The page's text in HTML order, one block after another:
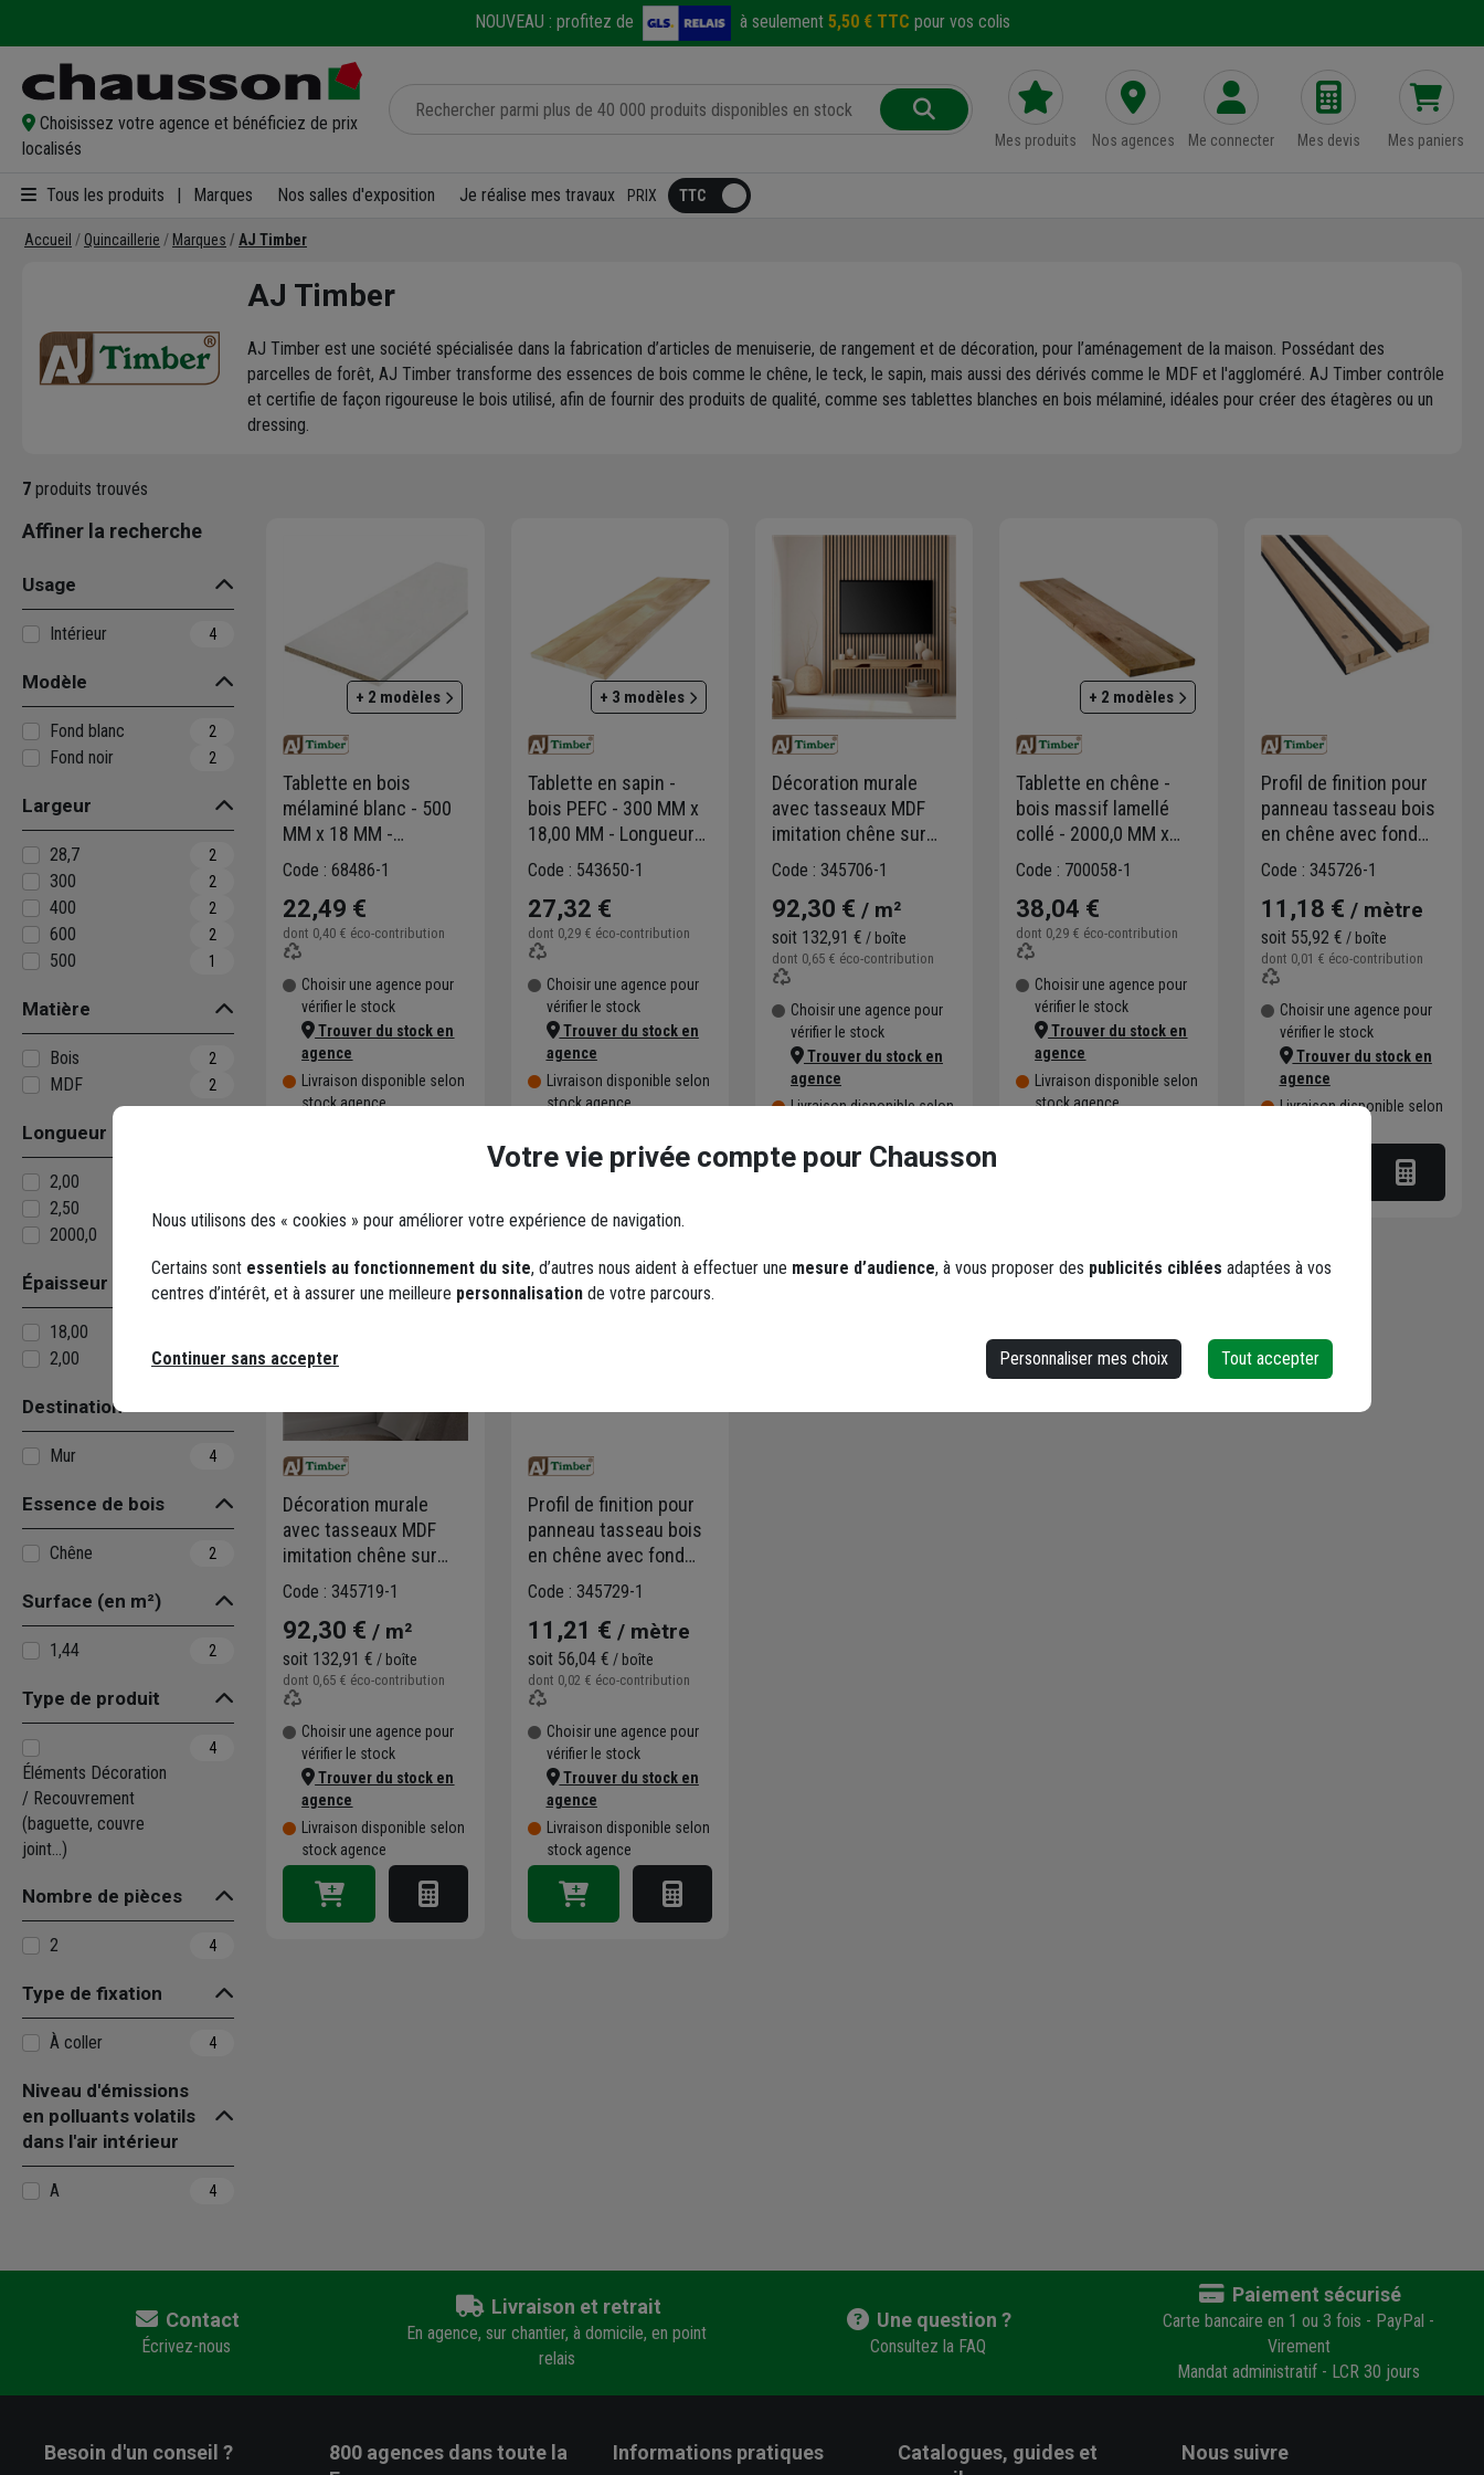
NOUVEAU : profitez de à seulement 5,50 € TTC pour vos colis
Choisissez votre agence et bénéficiez de prix
localisés
Mes produits Nos agences Me connecter Mes devis Mes paniers
Tous les produits Marques Nos salles d'exposition Je réalise mes travaux PRIX
Accueil Quincaillerie Marques AJ Timber
AJ Timber
AJ Timber est une société spécialisée dans la fabrication d’articles de menuiserie, de rangement et de décoration, pour l’aménagement de la maison. Possédant des
parcelles de forêt, AJ Timber transforme des essences de bois comme le chêne, le teck, le sapin, mais aussi des dérivés comme le MDF et l'aggloméré. AJ Timber contrôle
et certifie de façon rigoureuse le bois utilisé, afin de fournir des produits de qualité, comme ses tablettes blanches en bois mélaminé, idéales pour créer des étagères ou un
dressing.
7 produits trouvés
Affiner la recherche
Usage
Intérieur 4
Modèle
Fond blanc 2
Fond noir 2
Largeur
28,7 2
300 2
400 2
600 2
500 1
Matière
Bois 2
MDF 2
Longueur
2,00
2,50
2000,0
Épaisseur
18,00
2,00 4
Destination
Mur 4
Essence de bois
Chêne 2
Surface (en m²)
1,44 2
Type de produit
Éléments Décoration
/ Recouvrement
(baguette, couvre
joint...)
4
Nombre de pièces
2 4
Type de fixation
À coller 4
Niveau d'émissions
en polluants volatils
dans l'air intérieur
A 4
+ 2 modèles
Tablette en bois
mélaminé blanc - 500
MM x 18 MM -
Longueur 2,50 M
Code : 68486-1
22,49 €
dont 0,40 € éco-contribution
Choisir une agence pour
vérifier le stock
Trouver du stock en
agence
Livraison disponible selon
stock agence
+ 3 modèles
Tablette en sapin -
bois PEFC - 300 MM x
18,00 MM - Longueur
2,00 M
Code : 543650-1
27,32 €
dont 0,29 € éco-contribution
Choisir une agence pour
vérifier le stock
Trouver du stock en
agence
Livraison disponible selon
stock agence
Décoration murale
avec tasseaux MDF
imitation chêne sur
panneau HDF noir -
2,00 CM - Long. 2,50 M
Code : 345706-1
92,30 € / m²
soit 132,91 € / boîte
dont 0,65 € éco-contribution
Choisir une agence pour
vérifier le stock
Trouver du stock en
agence
Livraison disponible selon
+ 2 modèles
Tablette en chêne -
bois massif lamellé
collé - 2000,0 MM x
300 MM - ép. 18,00 MM
Code : 700058-1
38,04 €
dont 0,29 € éco-contribution
Choisir une agence pour
vérifier le stock
Trouver du stock en
agence
Livraison disponible selon
stock agence
Profil de finition pour
panneau tasseau bois
en chêne avec fond
noir - ép. 2,00 CM -
Code : 345726-1
11,18 € / mètre
soit 55,92 € / boîte
dont 0,01 € éco-contribution
Choisir une agence pour
vérifier le stock
Trouver du stock en
agence
Livraison disponible selon
Décoration murale
avec tasseaux MDF
imitation chêne sur
panneau HDF blanc -
2,00 CM - Long. 2,50 M
Code : 345719-1
92,30 € / m²
soit 132,91 € / boîte
dont 0,65 € éco-contribution
Choisir une agence pour
vérifier le stock
Trouver du stock en
agence
Livraison disponible selon
stock agence
Profil de finition pour
panneau tasseau bois
en chêne avec fond
blanc - ép. 2,00 CM -
Code : 345729-1
11,21 € / mètre
soit 56,04 € / boîte
dont 0,02 € éco-contribution
Choisir une agence pour
vérifier le stock
Trouver du stock en
agence
Livraison disponible selon
stock agence
Contact
Écrivez-nous
Livraison et retrait
En agence, sur chantier, à domicile, en point
relais
Une question ?
Consultez la FAQ
Paiement sécurisé
Carte bancaire en 1 ou 3 fois - PayPal -
Virement
Mandat administratif - LCR 30 jours
Besoin d'un conseil ? 800 agencesdans toute la
Informations pratiques
Catalogues, guides et
Nous suivre
Votre vie privée compte pour Chausson
Nous utilisons des « cookies » pour améliorer votre expérience de navigation.
Certains sont essentiels au fonctionnement du site, d’autres nous aident à effectuer une mesure d’audience, à vous proposer des publicités ciblées adaptées à vos
centres d’intérêt, et à assurer une meilleure personnalisation de votre parcours.
Personnaliser mes choix Tout accepter
Continuer sans accepter